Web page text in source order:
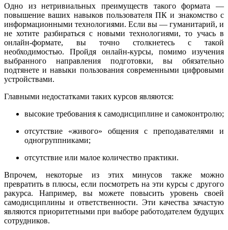
Одно из нетривиальных преимуществ такого формата —
повышение ваших навыков пользователя ПК и знакомство с
информационными технологиями. Если вы — гуманитарий, и
не хотите разбираться с новыми технологиями, то учась в
онлайн-формате, вы точно столкнетесь с такой
необходимостью. Пройдя онлайн-курсы, помимо изучения
выбранного направления подготовки, вы обязательно
подтянете и навыки пользования современными цифровыми
устройствами.
Главными недостатками таких курсов являются:
высокие требования к самодисциплине и самоконтролю;
отсутствие «живого» общения с преподавателями и
одногруппниками;
отсутствие или малое количество практики.
Впрочем, некоторые из этих минусов также можно
превратить в плюсы, если посмотреть на эти курсы с другого
ракурса. Например, вы можете повысить уровень своей
самодисциплины и ответственности. Эти качества зачастую
являются приоритетными при выборе работодателем будущих
сотрудников.